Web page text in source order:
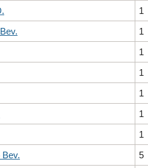
1
1
1
1
1
1
1
5